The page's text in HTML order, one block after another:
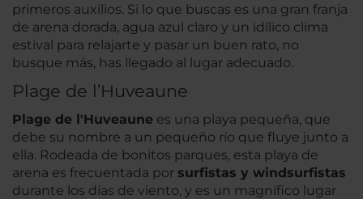
primeros auxilios. Si lo que buscas es una gran franja
de arena dorada, agua azul claro y un idílico clima
estival para relajarte y pasar un buen rato, no
busque más, has llegado al lugar adecuado.
Plage de l’Huveaune
Plage de l'Huveaune es una playa pequeña, que
debe su nombre a un pequeño río que fluye junto a
ella. Rodeada de bonitos parques, esta playa de
arena es frecuentada por surfistas y windsurfistas
durante los días de viento, y es un magnífico lugar